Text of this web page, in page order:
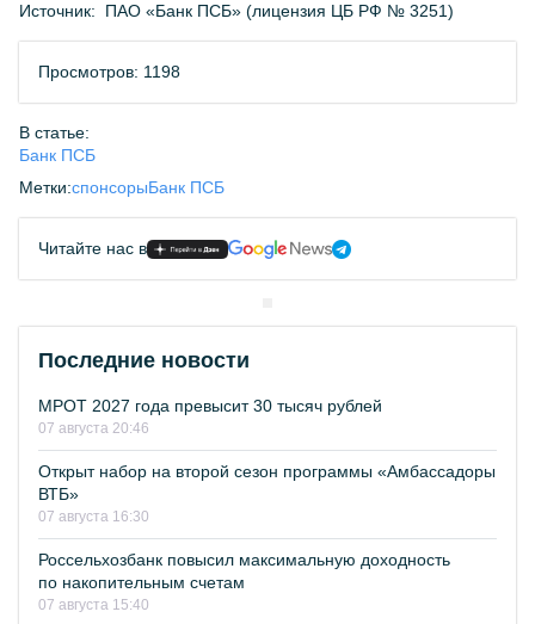
Источник: ПАО «Банк ПСБ» (лицензия ЦБ РФ № 3251)
Просмотров: 1198
В статье:
Банк ПСБ
Метки:спонсорыБанк ПСБ
Читайте нас в
Последние новости
МРОТ 2027 года превысит 30 тысяч рублей
07 августа 20:46
Открыт набор на второй сезон программы «Амбассадоры
ВТБ»
07 августа 16:30
Россельхозбанк повысил максимальную доходность
по накопительным счетам
07 августа 15:40